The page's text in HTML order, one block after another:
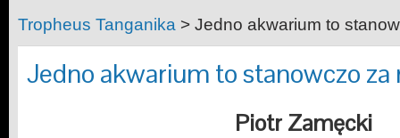
Tropheus Tanganika > Jedno akwarium to
Jedno akwarium to stanowczo za
Piotr Zamęcki